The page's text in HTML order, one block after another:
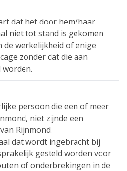
dat het door hem/haar
niet tot stand is gekomen
de werkelijkheid of enige
zonder dat die aan
worden.
persoon die een of meer
niet zijnde een
Rijnmond.
dat wordt ingebracht bij
gesteld worden voor
of onderbrekingen in de